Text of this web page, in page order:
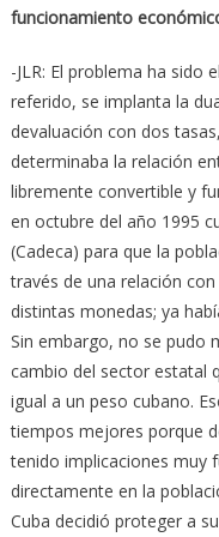
funcionamiento
-JLR: El problema ha sido
referido, se implanta la
devaluación con dos
determinaba la relación
libremente convertible y
en octubre del año 1995
(Cadeca) para que la
través de una relación
distintas monedas; ya
Sin embargo, no se pudo
cambio del sector estatal
igual a un peso cubano.
tiempos mejores porque
tenido implicaciones muy
directamente en la
Cuba decidió proteger a